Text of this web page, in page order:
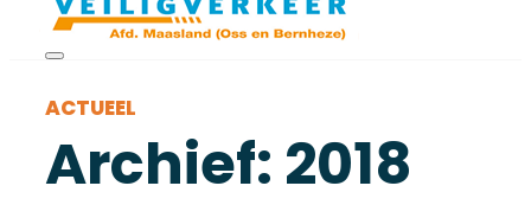
ACTUEEL
Archief: 2018